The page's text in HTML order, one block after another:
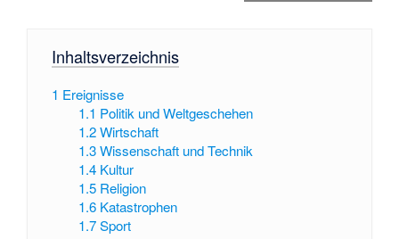
Inhaltsverzeichnis
1 Ereignisse
1.1 Politik und Weltgeschehen
1.2 Wirtschaft
1.3 Wissenschaft und Technik
1.4 Kultur
1.5 Religion
1.6 Katastrophen
1.7 Sport